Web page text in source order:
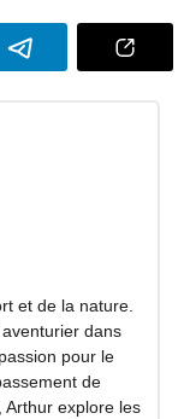
et de la nature.
dans
pour le
de
Arthur explore les